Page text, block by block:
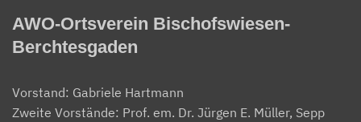
AWO-Ortsverein Bischofswiesen-
Berchtesgaden
Vorstand: Gabriele Hartmann
Zweite Vorstände: Prof. em. Dr. Jürgen E. Müller, Sepp